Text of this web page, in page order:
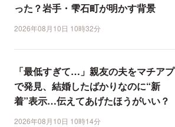
った？岩手・雫石町が明かす背景
2026年08月10日 10時32分
「最低すぎて…」親友の夫をマチアプ
で発見、結婚したばかりなのに“新
着”表示…伝えてあげたほうがいい？
2026年08月10日 10時14分